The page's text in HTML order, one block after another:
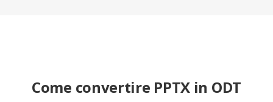
Come convertire PPTX in ODT